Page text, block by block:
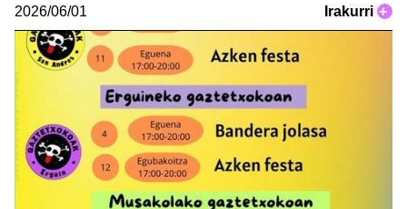
2026/06/01 Irakurri +